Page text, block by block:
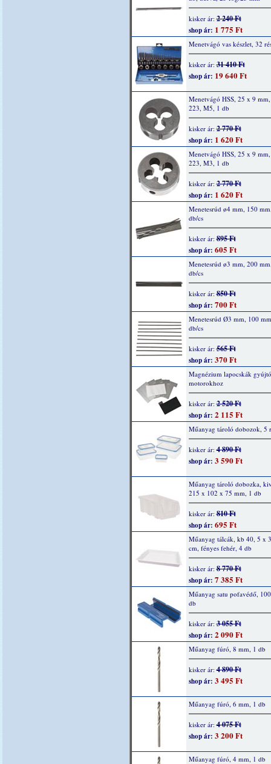
kisker ár:2 240 Ft
shop ár: 1 775 Ft
Menetvágó vas készlet, 32
kisker ár:31 410 Ft
shop ár: 19 640 Ft
Menetvágó HSS, 25 x 9
223, M5, 1 db
kisker ár:2 770 Ft
shop ár: 1 620 Ft
Menetvágó HSS, 25 x 9
223, M3, 1 db
kisker ár:2 770 Ft
shop ár: 1 620 Ft
Menetesrúd ø4 mm, 150
db/cs
kisker ár:895 Ft
shop ár: 605 Ft
Menetesrúd ø3 mm, 200
db/cs
kisker ár:850 Ft
shop ár: 700 Ft
Menetesrúd Ø3 mm, 100
db/cs
kisker ár:565 Ft
shop ár: 370 Ft
Magnézium lapocskák
motorokhoz
kisker ár:2 520 Ft
shop ár: 2 115 Ft
Műanyag tároló dobozok, 5
kisker ár:4 890 Ft
shop ár: 3 590 Ft
Műanyag tároló dobozka,
215 x 102 x 75 mm, 1 db
kisker ár:810 Ft
shop ár: 695 Ft
Műanyag tálcák, kb 40, 5 x
cm, fényes fehér, 4 db
kisker ár:8 770 Ft
shop ár: 7 385 Ft
Műanyag satu pofavédő,
db
kisker ár:3 055 Ft
shop ár: 2 090 Ft
Műanyag fúró, 8 mm, 1 db
kisker ár:4 890 Ft
shop ár: 3 495 Ft
Műanyag fúró, 6 mm, 1 db
kisker ár:4 075 Ft
shop ár: 3 200 Ft
Műanyag fúró, 4 mm, 1 db